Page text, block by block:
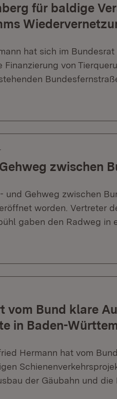
für baldige
hat sich im
von
zwischen
und Gehweg zwischen
worden. Vertreter
gaben den Radweg in
vom Bund klare
in Baden-
Hermann hat vom
der Gäubahn und die